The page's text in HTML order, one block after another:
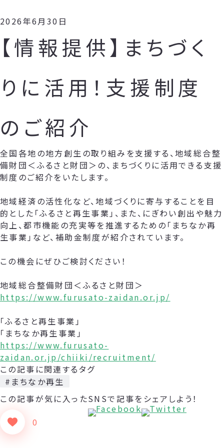
2026年6月30日
【情報提供】まちづく
りに活用！支援制度
のご紹介
全国各地の地方創生の取り組みを支援する、地域総合整
備財団＜ふるさと財団＞の、まちづくりに活用できる支援
制度のご紹介をいたします。
地域経済の活性化など、地域づくりに寄与することを目
的とした「ふるさと再生事業」、また、にぎわい創出や魅力
向上、都市機能の充実等を推進するための「まちなか再
生事業」など、補助金制度が紹介されています。
この機会にぜひご検討ください！
地域総合整備財団＜ふるさと財団＞
https://www.furusato-zaidan.or.jp/
「ふるさと再生事業」
「まちなか再生事業」
https://www.furusato-
zaidan.or.jp/chiiki/recruitment/
この記事に関連するタグ
#まちなか再生
この記事が気に入った
0
SNSで記事をシェアしよう！